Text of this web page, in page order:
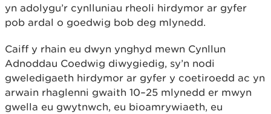
yn adolygu’r cynlluniau rheoli hirdymor ar gyfer
pob ardal o goedwig bob deg mlynedd.
Caiff y rhain eu dwyn ynghyd mewn Cynllun
Adnoddau Coedwig diwygiedig, sy’n nodi
gweledigaeth hirdymor ar gyfer y coetiroedd ac yn
arwain rhaglenni gwaith 10–25 mlynedd er mwyn
gwella eu gwytnwch, eu bioamrywiaeth, eu